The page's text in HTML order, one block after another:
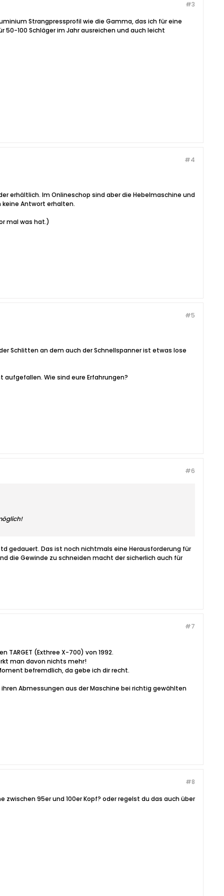
#3
Strangpressprofil wie die Gamma, das ich für eine
100 Schläger im Jahr ausreichen und auch leicht
#4
erhältlich. Im Onlineschop sind aber die Hebelmaschine und
keine Antwort erhalten.
mal was hat.)
#5
Schlitten an dem auch der Schnellspanner ist etwas lose
Wie sind eure Erfahrungen?
#6
gedauert. Das ist noch nichtmals eine Herausforderung für
die Gewinde zu schneiden macht der sicherlich auch für
#7
(Exthree X-700) von 1992.
man davon nichts mehr!
befremdlich, da gebe ich dir recht.
Abmessungen aus der Maschine bei richtig gewählten
#8
zwischen 95er und 100er Kopf? oder regelst du das auch über